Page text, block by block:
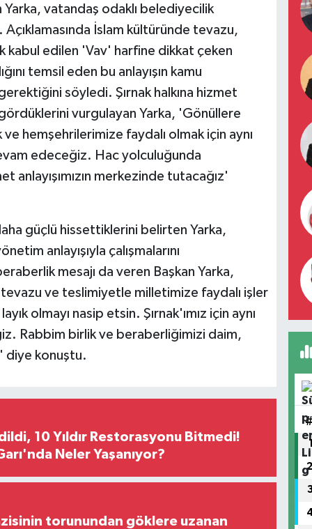
vatandaş odaklı belediyecilik
İslam kültüründe tevazu,
kabul edilen 'Vav' harfine dikkat çeken
temsil eden bu anlayışın kamu
söyledi. Şırnak halkına hizmet
vurgulayan Yarka, 'Gönüllere
hemşehrilerimize faydalı olmak için aynı
edeceğiz. Hac yolculuğunda
anlayışımızın merkezinde tutacağız'
güçlü hissettiklerini belirten Yarka,
anlayışıyla çalışmalarını
mesajı da veren Başkan Yarka,
ve teslimiyetle milletimize faydalı işler
olmayı nasip etsin. Şırnak'ımız için aynı
Rabbim birlik ve beraberliğimizi daim,
diye konuştu.
10 Yıldır Restorasyonu Bitmedi!
Neler Yaşanıyor?
torunundan göklere uzanan